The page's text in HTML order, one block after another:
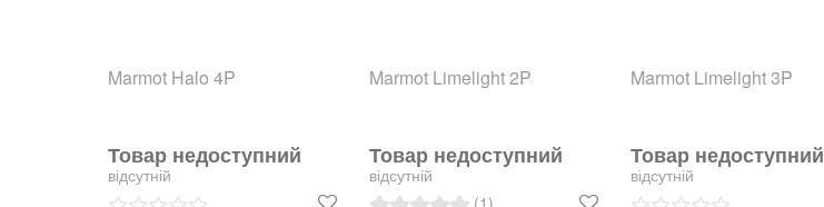
Marmot Halo 4P
Товар недоступний
відсутній
Marmot Limelight 2P
Товар недоступний
відсутній
Marmot Limelight 3P
Товар недоступний
відсутній